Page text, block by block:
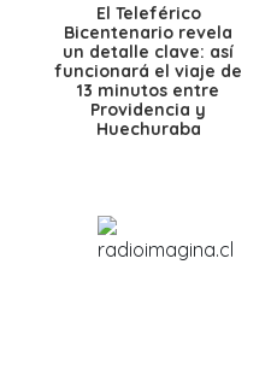
El Teleférico
Bicentenario revela
un detalle clave: así
funcionará el viaje de
13 minutos entre
Providencia y
Huechuraba